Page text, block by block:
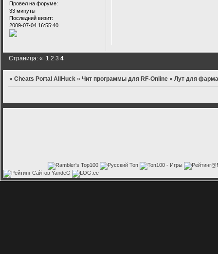
Провел на форуме:
33 минуты
Последний визит:
2009-07-04 16:55:40
Страница:« 1 2 3 4
»Cheats Portal AllHuck »Чит программы для RF-Online »Лут для